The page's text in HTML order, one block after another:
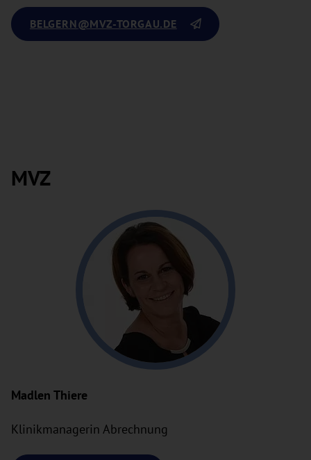
BELGERN@MVZ-TORGAU.DE
MVZ
Madlen Thiere
Klinikmanagerin Abrechnung